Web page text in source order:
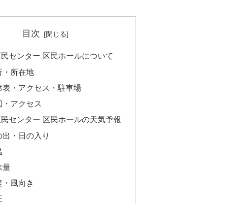
目次
センター 区民ホールについて
・所在地
表・アクセス・駐車場
・アクセス
センター 区民ホールの天気予報
出・日の入り
量
・風向き